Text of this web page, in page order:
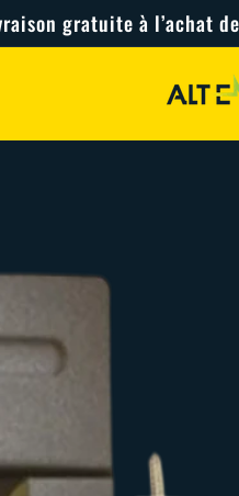
gratuite à l’achat